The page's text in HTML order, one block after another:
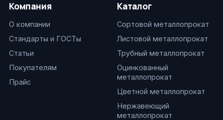
Компания
О компании
Стандарты и ГОСТы
Статьи
Покупателям
Прайс
Каталог
Сортовой металлопрокат
Листовой металлопрокат
Трубный металлопрокат
Оцинкованный
металлопрокат
Цветной металлопрокат
Нержавеющий
металлопрокат